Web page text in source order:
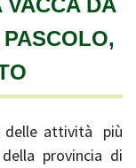
DA
delle attività più
provincia di